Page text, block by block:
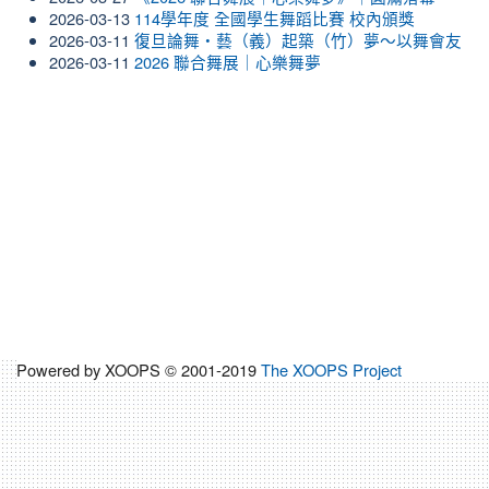
2026-03-13 114學年度 全國學生舞蹈比賽 校內頒獎
2026-03-11 復旦論舞・藝（義）起築（竹）夢～以舞會友
2026-03-11 2026 聯合舞展｜心樂舞夢
Powered by XOOPS © 2001-2019The XOOPS Project